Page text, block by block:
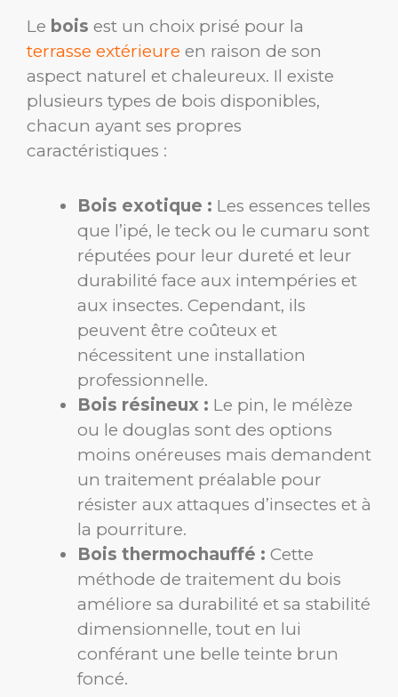
Le bois est un choix prisé pour la
terrasse extérieure en raison de son
aspect naturel et chaleureux. Il existe
plusieurs types de bois disponibles,
chacun ayant ses propres
caractéristiques :
Bois exotique : Les essences telles
que l’ipé, le teck ou le cumaru sont
réputées pour leur dureté et leur
durabilité face aux intempéries et
aux insectes. Cependant, ils
peuvent être coûteux et
nécessitent une installation
professionnelle.
Bois résineux : Le pin, le mélèze
ou le douglas sont des options
moins onéreuses mais demandent
un traitement préalable pour
résister aux attaques d’insectes et à
la pourriture.
Bois thermochauffé : Cette
méthode de traitement du bois
améliore sa durabilité et sa stabilité
dimensionnelle, tout en lui
conférant une belle teinte brun
foncé.